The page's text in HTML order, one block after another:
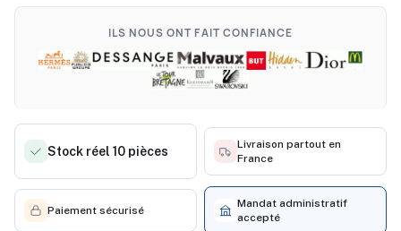
ILS NOUS ONT FAIT CONFIANCE
Stock réel 10 pièces
Livraison partout en
France
Paiement sécurisé
Mandat administratif
accepté